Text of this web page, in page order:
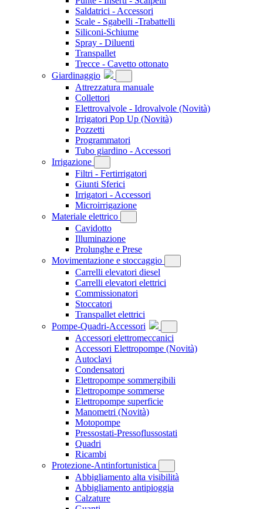
Saldatrici - Accessori
Scale - Sgabelli -Trabattelli
Siliconi-Schiume
Spray - Diluenti
Transpallet
Trecce - Cavetto ottonato
Giardinaggio
Attrezzatura manuale
Collettori
Elettrovalvole - Idrovalvole (Novità)
Irrigatori Pop Up (Novità)
Pozzetti
Programmatori
Tubo giardino - Accessori
Irrigazione
Filtri - Fertirrigatori
Giunti Sferici
Irrigatori - Accessori
Microirrigazione
Materiale elettrico
Cavidotto
Illuminazione
Prolunghe e Prese
Movimentazione e stoccaggio
Carrelli elevatori diesel
Carrelli elevatori elettrici
Commissionatori
Stoccatori
Transpallet elettrici
Pompe-Quadri-Accessori
Accessori elettromeccanici
Accessori Elettropompe (Novità)
Autoclavi
Condensatori
Elettropompe sommergibili
Elettropompe sommerse
Elettropompe superficie
Manometri (Novità)
Motopompe
Pressostati-Pressoflussostati
Quadri
Ricambi
Protezione-Antinfortunistica
Abbigliamento alta visibilità
Abbigliamento antipioggia
Calzature